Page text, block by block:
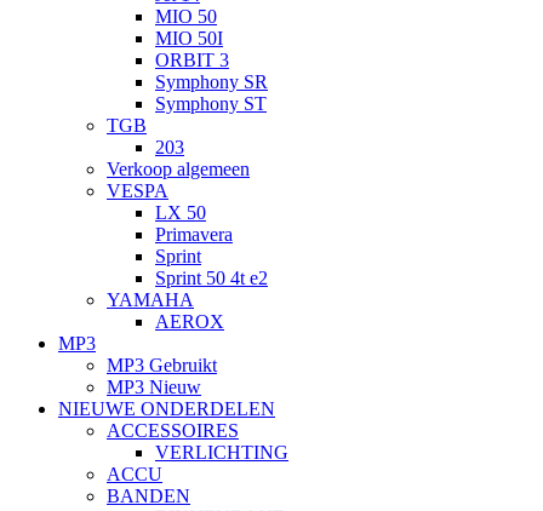
MIO 50
MIO 50I
ORBIT 3
Symphony SR
Symphony ST
TGB
203
Verkoop algemeen
VESPA
LX 50
Primavera
Sprint
Sprint 50 4t e2
YAMAHA
AEROX
MP3
MP3 Gebruikt
MP3 Nieuw
NIEUWE ONDERDELEN
ACCESSOIRES
VERLICHTING
ACCU
BANDEN